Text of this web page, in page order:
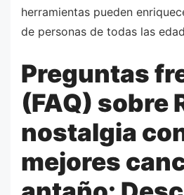
herramientas pueden
de personas de todas las
Preguntas
(FAQ) sobre
nostalgia
mejores